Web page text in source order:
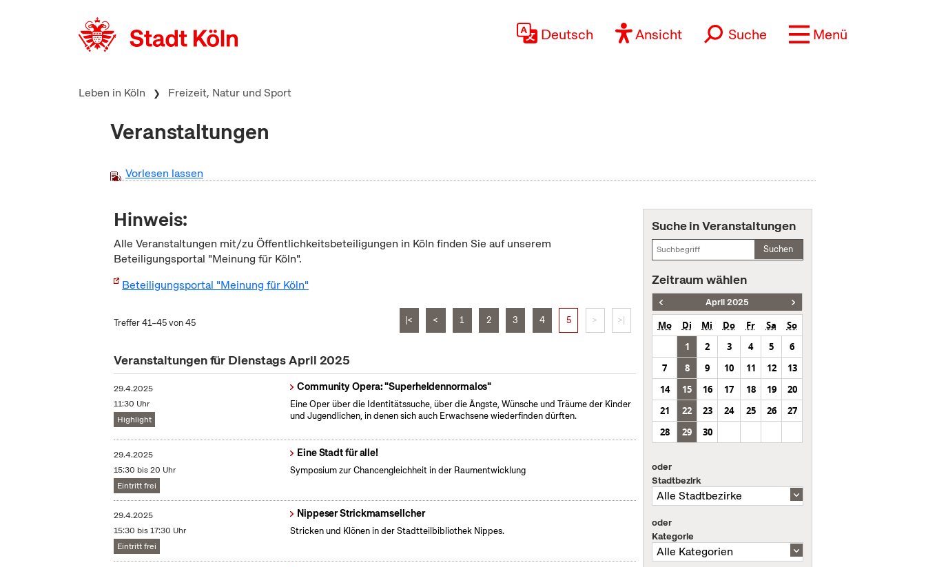
Deutsch Ansicht Suche Menü
Leben in Köln Freizeit, Natur und Sport
Veranstaltungen
Vorlesen lassen
Hinweis:
Alle Veranstaltungen mit/zu Öffentlichkeitsbeteiligungen in Köln finden Sie auf unserem
Beteiligungsportal "Meinung für Köln".
Beteiligungsportal "Meinung für Köln"
Treffer 41–45 von 45 |< < 1 2 3 4 5 > >|
Veranstaltungen für Dienstags April 2025
29.4.2025
11:30 Uhr
Highlight
Community Opera: "Superheldennormalos"
Eine Oper über die Identitätssuche, über die Ängste, Wünsche und Träume der Kinder
und Jugendlichen, in denen sich auch Erwachsene wiederfinden dürften.
29.4.2025
15:30 bis 20 Uhr
Eintritt frei
Eine Stadt für alle!
Symposium zur Chancengleichheit in der Raumentwicklung
29.4.2025
15:30 bis 17:30 Uhr
Eintritt frei
Nippeser Strickmamsellcher
Stricken und Klönen in der Stadtteilbibliothek Nippes.
Suche in Veranstaltungen
Suchen
Zeitraum wählen
April 2025
Mo Di Mi Do Fr Sa
So
1
2 3 4 5
6
7
8 9 10 11 12
13
14
15 16 17 18 19
20
21
22 23 24 25 26
27
28
29 30
oder
Stadtbezirk
oder
Kategorie